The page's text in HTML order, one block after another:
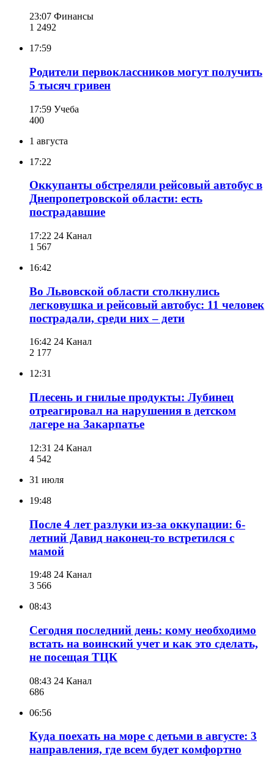
23:07 Финансы
1 2492
17:59
Родители первоклассников могут получить
5 тысяч гривен
17:59 Учеба
400
1 августа
17:22
Оккупанты обстреляли рейсовый автобус в
Днепропетровской области: есть
пострадавшие
17:22 24 Канал
1 567
16:42
Во Львовской области столкнулись
легковушка и рейсовый автобус: 11 человек
пострадали, среди них – дети
16:42 24 Канал
2 177
12:31
Плесень и гнилые продукты: Лубинец
отреагировал на нарушения в детском
лагере на Закарпатье
12:31 24 Канал
4 542
31 июля
19:48
После 4 лет разлуки из-за оккупации: 6-
летний Давид наконец-то встретился с
мамой
19:48 24 Канал
3 566
08:43
Сегодня последний день: кому необходимо
встать на воинский учет и как это сделать,
не посещая ТЦК
08:43 24 Канал
686
06:56
Куда поехать на море с детьми в августе: 3
направления, где всем будет комфортно